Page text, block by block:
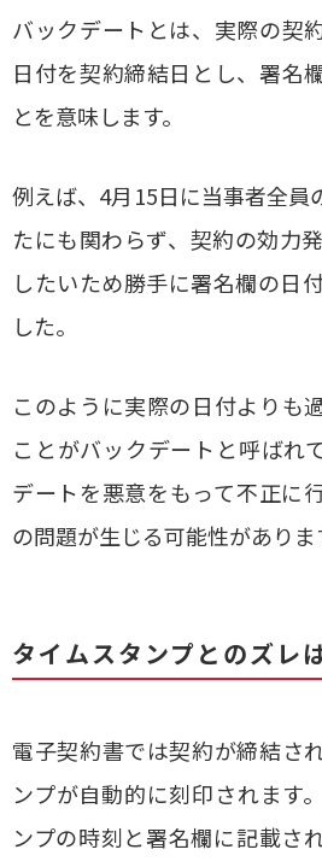
バックデートとは、実際の契
日付を契約締結日とし、署名
とを意味します。
例えば、4月15日に当事者全員
たにも関わらず、契約の効力
したいため勝手に署名欄の日
した。
このように実際の日付よりも
ことがバックデートと呼ばれ
デートを悪意をもって不正に
の問題が生じる可能性がありま
タイムスタンプとのズレ
電子契約書では契約が締結さ
ンプが自動的に刻印されます
ンプの時刻と署名欄に記載さ